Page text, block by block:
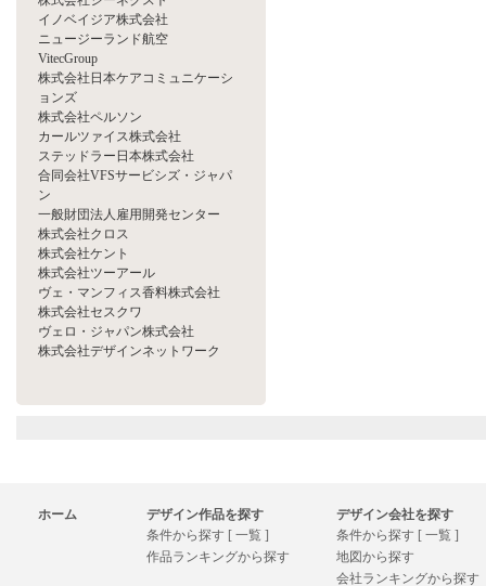
イノベイジア株式会社
ニュージーランド航空
VitecGroup
株式会社日本ケアコミュニケーシ
ョンズ
株式会社ペルソン
カールツァイス株式会社
ステッドラー日本株式会社
合同会社VFSサービシズ・ジャパ
ン
一般財団法人雇用開発センター
株式会社クロス
株式会社ケント
株式会社ツーアール
ヴェ・マンフィス香料株式会社
株式会社セスクワ
ヴェロ・ジャパン株式会社
株式会社デザインネットワーク
ホーム
デザイン作品を探す
条件から探す [ 一覧 ]
作品ランキングから探す
デザイン会社を探す
条件から探す [ 一覧 ]
地図から探す
会社ランキングから探す